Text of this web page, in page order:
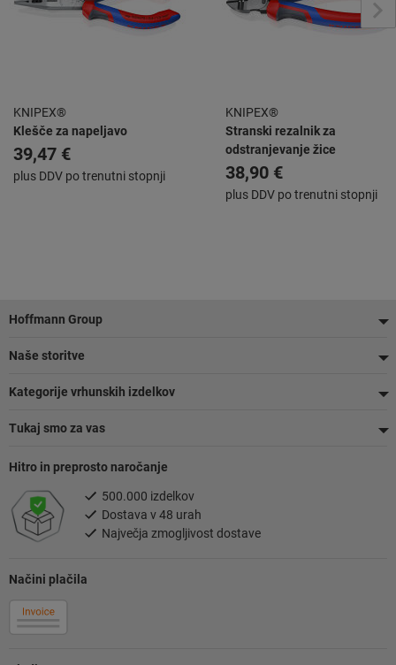
KNIPEX®
Klešče za napeljavo
39,47 €
plus DDV po trenutni stopnji
KNIPEX®
Stranski rezalnik za
odstranjevanje žice
38,90 €
plus DDV po trenutni stopnji
Noga
Hoffmann Group
Naše storitve
Kategorije vrhunskih izdelkov
Tukaj smo za vas
Načini plačila
Hitro in preprosto naročanje
500.000 izdelkov
Dostava v 48 urah
Največja zmogljivost dostave